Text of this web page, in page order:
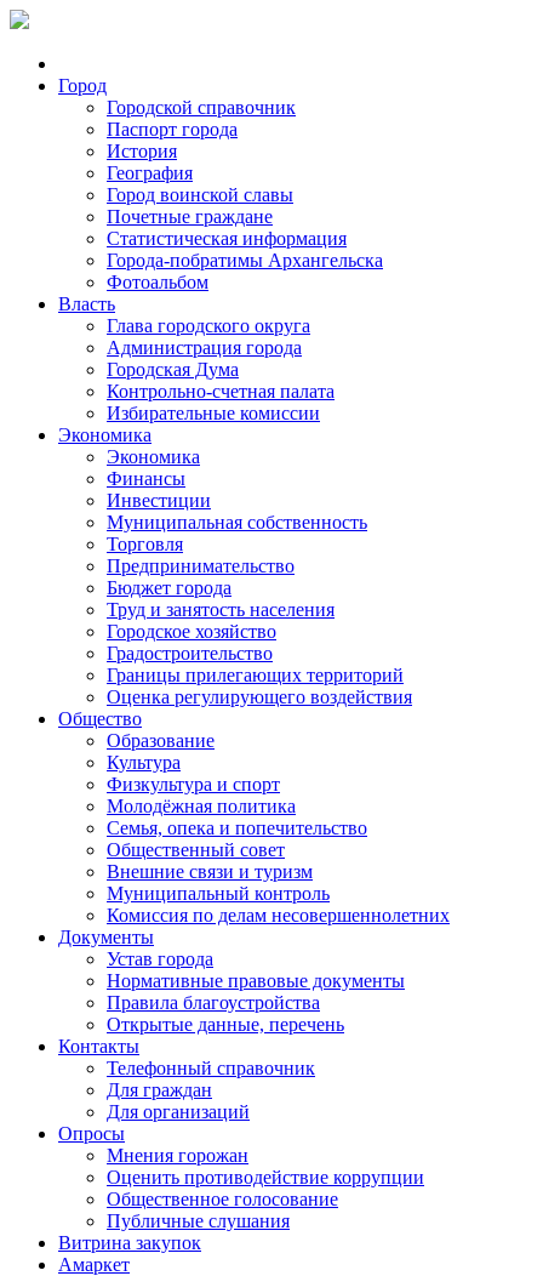
Город
Городской справочник
Паспорт города
История
География
Город воинской славы
Почетные граждане
Статистическая информация
Города-побратимы Архангельска
Фотоальбом
Власть
Глава городского округа
Администрация города
Городская Дума
Контрольно-счетная палата
Избирательные комиссии
Экономика
Экономика
Финансы
Инвестиции
Муниципальная собственность
Торговля
Предпринимательство
Бюджет города
Труд и занятость населения
Городское хозяйство
Градостроительство
Границы прилегающих территорий
Оценка регулирующего воздействия
Общество
Образование
Культура
Физкультура и спорт
Молодёжная политика
Семья, опека и попечительство
Общественный совет
Внешние связи и туризм
Муниципальный контроль
Комиссия по делам несовершеннолетних
Документы
Устав города
Нормативные правовые документы
Правила благоустройства
Открытые данные, перечень
Контакты
Телефонный справочник
Для граждан
Для организаций
Опросы
Мнения горожан
Оценить противодействие коррупции
Общественное голосование
Публичные слушания
Витрина закупок
Амаркет